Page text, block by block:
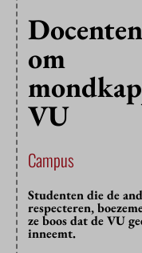
om
VU
Campus
Studenten die de
respecteren,
ze boos dat de VU
inneemt.